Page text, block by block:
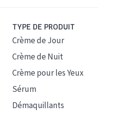
TYPE DE PRODUIT
Crème de Jour
Crème de Nuit
Crème pour les Yeux
Sérum
Démaquillants